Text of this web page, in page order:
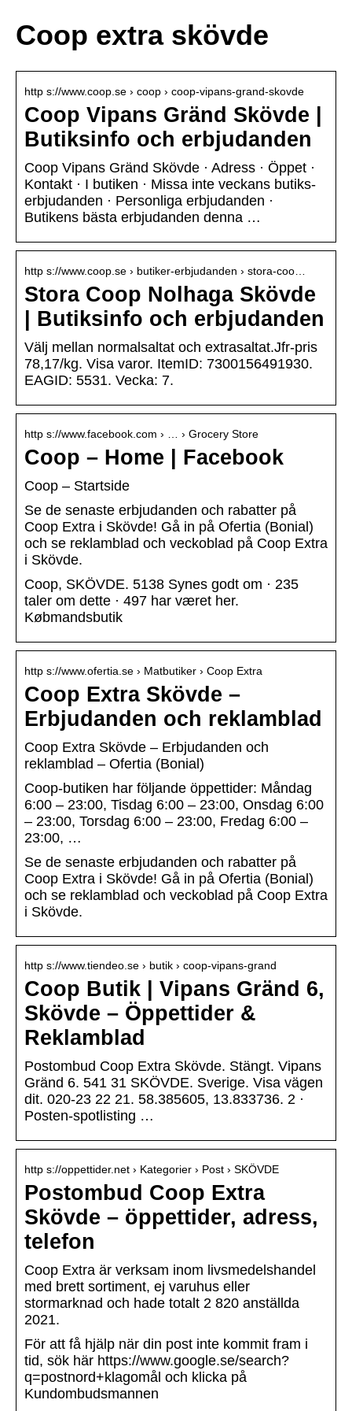
Coop extra skövde
http s://www.coop.se › coop › coop-vipans-grand-skovde
Coop Vipans Gränd Skövde |
Butiksinfo och erbjudanden
Coop Vipans Gränd Skövde · Adress · Öppet ·
Kontakt · I butiken · Missa inte veckans butiks-
erbjudanden · Personliga erbjudanden ·
Butikens bästa erbjudanden denna …
http s://www.coop.se › butiker-erbjudanden › stora-coo…
Stora Coop Nolhaga Skövde
| Butiksinfo och erbjudanden
Välj mellan normalsaltat och extrasaltat.Jfr-pris
78,17/kg. Visa varor. ItemID: 7300156491930.
EAGID: 5531. Vecka: 7.
http s://www.facebook.com › … › Grocery Store
Coop – Home | Facebook
Coop – Startside
Se de senaste erbjudanden och rabatter på
Coop Extra i Skövde! Gå in på Ofertia (Bonial)
och se reklamblad och veckoblad på Coop Extra
i Skövde.
Coop, SKÖVDE. 5138 Synes godt om · 235
taler om dette · 497 har været her.
Købmandsbutik
http s://www.ofertia.se › Matbutiker › Coop Extra
Coop Extra Skövde –
Erbjudanden och reklamblad
Coop Extra Skövde – Erbjudanden och
reklamblad – Ofertia (Bonial)
Coop-butiken har följande öppettider: Måndag
6:00 – 23:00, Tisdag 6:00 – 23:00, Onsdag 6:00
– 23:00, Torsdag 6:00 – 23:00, Fredag 6:00 –
23:00, …
Se de senaste erbjudanden och rabatter på
Coop Extra i Skövde! Gå in på Ofertia (Bonial)
och se reklamblad och veckoblad på Coop Extra
i Skövde.
http s://www.tiendeo.se › butik › coop-vipans-grand
Coop Butik | Vipans Gränd 6,
Skövde – Öppettider &
Reklamblad
Postombud Coop Extra Skövde. Stängt. Vipans
Gränd 6. 541 31 SKÖVDE. Sverige. Visa vägen
dit. 020-23 22 21. 58.385605, 13.833736. 2 ·
Posten-spotlisting …
http s://oppettider.net › Kategorier › Post › SKÖVDE
Postombud Coop Extra
Skövde – öppettider, adress,
telefon
Coop Extra är verksam inom livsmedelshandel
med brett sortiment, ej varuhus eller
stormarknad och hade totalt 2 820 anställda
2021.
För att få hjälp när din post inte kommit fram i
tid, sök här https://www.google.se/search?
q=postnord+klagomål och klicka på
Kundombudsmannen